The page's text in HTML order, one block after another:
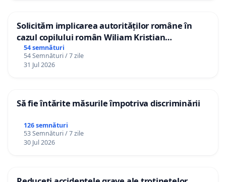
Solicităm implicarea autorităților române în
cazul copilului român Wiliam Kristian
Gheorghe, aflat în plasament în Danemarca de
12 ani
54 semnături
54 Semnături / 7 zile
31 Jul 2026
Să fie întărite măsurile împotriva discriminării
126 semnături
53 Semnături / 7 zile
30 Jul 2026